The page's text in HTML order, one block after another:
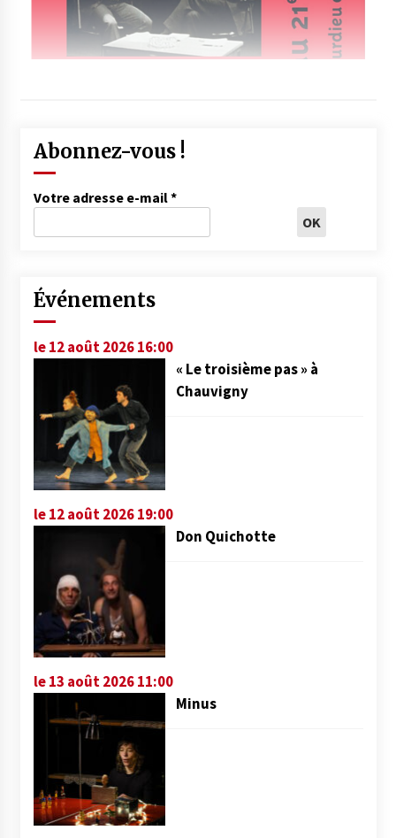
Abonnez-vous !
Votre adresse e-mail*
Événements
le 12 août 2026 16:00
« Le troisième pas » à
Chauvigny
le 12 août 2026 19:00
Don Quichotte
le 13 août 2026 11:00
Minus